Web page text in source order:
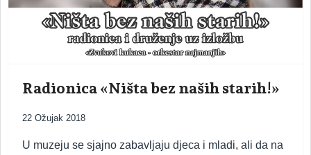
Radionica «Ništa bez naših starih!»
22 Ožujak 2018
U muzeju se sjajno zabavljaju djeca i mladi, ali da na